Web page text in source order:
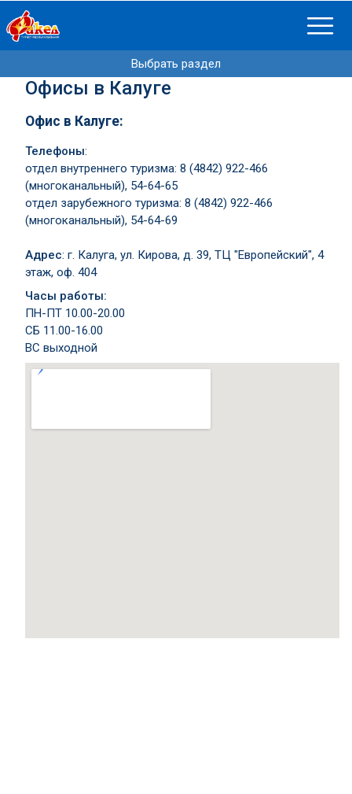
Выбрать раздел
Офисы в Калуге
Офис в Калуге:
Телефоны:
отдел внутреннего туризма: 8 (4842) 922-466
(многоканальный), 54-64-65
отдел зарубежного туризма: 8 (4842) 922-466
(многоканальный), 54-64-69
Адрес: г. Калуга, ул. Кирова, д. 39, ТЦ "Европейский", 4
этаж, оф. 404
Часы работы:
ПН-ПТ 10.00-20.00
СБ 11.00-16.00
ВС выходной